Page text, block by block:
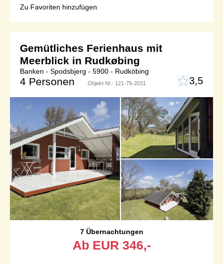
Zu Favoriten hinzufügen
Gemütliches Ferienhaus mit
Meerblick in Rudkøbing
Banken - Spodsbjerg - 5900 - Rudköbing
4 Personen Objekt Nr.: 121-75-2031 3,5
7 Übernachtungen
Ab EUR 346,-